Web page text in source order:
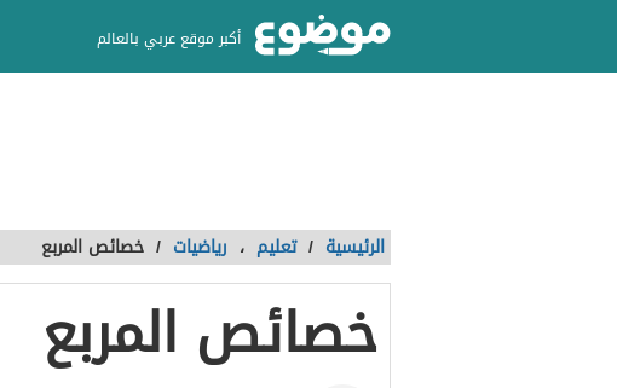
أكبر موقع عربي بالعالم
الرئيسية / تعليم ، رياضيات / خصائص المربع
خصائص المربع